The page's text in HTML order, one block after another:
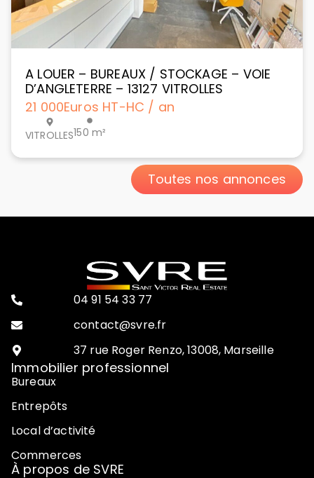
A LOUER – BUREAUX / STOCKAGE – VOIE
D’ANGLETERRE – 13127 VITROLLES
21 000Euros HT-HC / an
VITROLLES150 m²
Toutes nos annonces
04 91 54 33 77
contact@svre.fr
37 rue Roger Renzo, 13008, Marseille
Immobilier professionnel
Bureaux
Entrepôts
Local d’activité
Commerces
À propos de SVRE